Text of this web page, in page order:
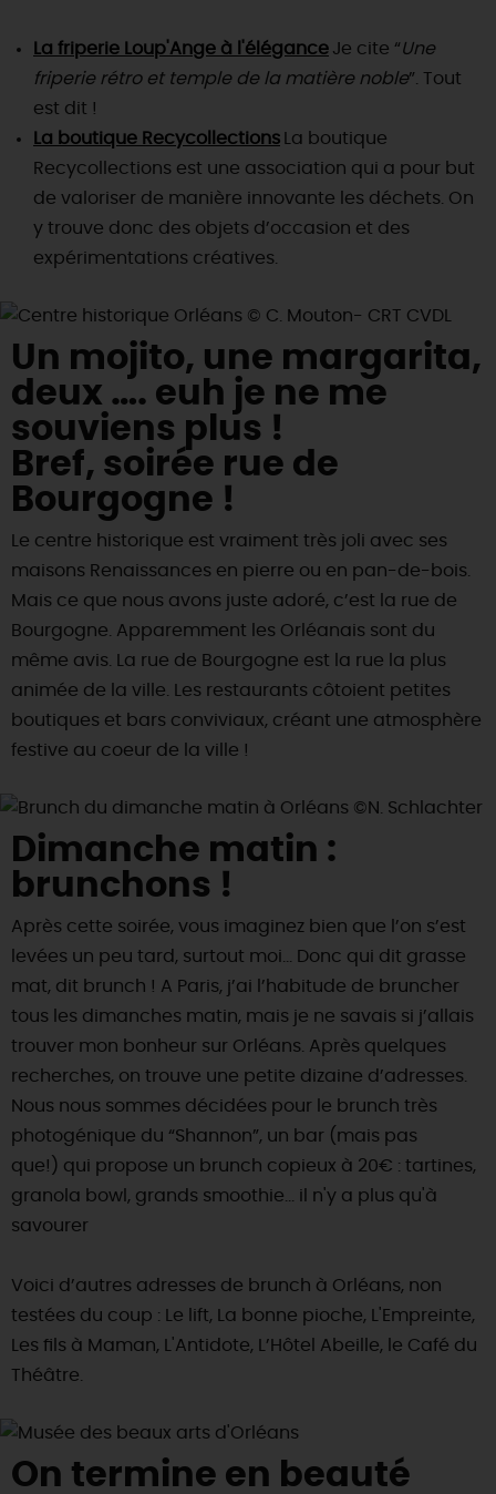
La friperie Loup'Ange à l'élégance Je cite “Une
friperie rétro et temple de la matière noble”. Tout
est dit !
La boutique Recycollections
La boutique
Recycollections est une association qui a pour but
de valoriser de manière innovante les déchets. On
y trouve donc des objets d’occasion et des
expérimentations créatives.
Un mojito, une margarita,
deux …. euh je ne me
souviens plus !
Bref, soirée rue de
Bourgogne !
Le centre historique est vraiment très joli avec ses
maisons Renaissances en pierre ou en pan-de-bois.
Mais ce que nous avons juste adoré, c’est la rue de
Bourgogne. Apparemment les Orléanais sont du
même avis. La rue de Bourgogne est la rue la plus
animée de la ville. Les restaurants côtoient petites
boutiques et bars conviviaux, créant une atmosphère
festive au coeur de la ville !
Dimanche matin :
brunchons !
Après cette soirée, vous imaginez bien que l’on s’est
levées un peu tard, surtout moi… Donc qui dit grasse
mat, dit brunch ! A Paris, j’ai l’habitude de bruncher
tous les dimanches matin, mais je ne savais si j’allais
trouver mon bonheur sur Orléans. Après quelques
recherches, on trouve une petite dizaine d’adresses.
Nous nous sommes décidées pour le brunch très
photogénique du “Shannon”, un bar (mais pas
que!) qui propose un brunch copieux à 20€ : tartines,
granola bowl, grands smoothie… il n'y a plus qu'à
savourer
Voici d’autres adresses de brunch à Orléans, non
testées du coup : Le lift, La bonne pioche, L'Empreinte,
Les ﬁls à Maman, L'Antidote, L’Hôtel Abeille, le Café du
Théâtre.
On termine en beauté